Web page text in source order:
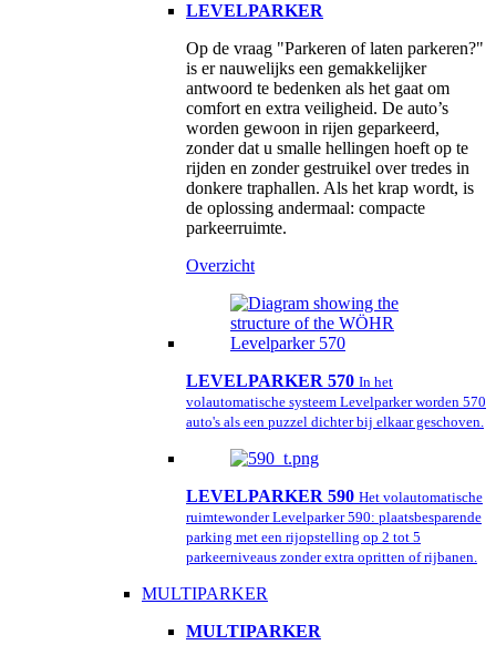
LEVELPARKER
Op de vraag "Parkeren of laten parkeren?"
is er nauwelijks een gemakkelijker
antwoord te bedenken als het gaat om
comfort en extra veiligheid. De auto’s
worden gewoon in rijen geparkeerd,
zonder dat u smalle hellingen hoeft op te
rijden en zonder gestruikel over tredes in
donkere traphallen. Als het krap wordt, is
de oplossing andermaal: compacte
parkeerruimte.
Overzicht
LEVELPARKER 570 In het
volautomatische systeem Levelparker worden 570
auto's als een puzzel dichter bij elkaar geschoven.
LEVELPARKER 590 Het volautomatische
ruimtewonder Levelparker 590: plaatsbesparende
parking met een rijopstelling op 2 tot 5
parkeerniveaus zonder extra opritten of rijbanen.
MULTIPARKER
MULTIPARKER